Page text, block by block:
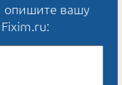
опишите вашу